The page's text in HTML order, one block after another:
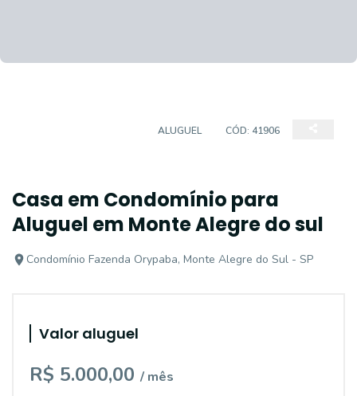
ALUGUEL CÓD: 41906
Casa em Condomínio para
Aluguel em Monte Alegre do sul
Condomínio Fazenda Orypaba, Monte Alegre do Sul - SP
Valor aluguel
R$ 5.000,00 / mês